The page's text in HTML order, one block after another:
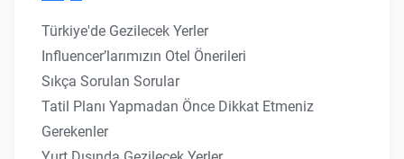
Türkiye'de Gezilecek Yerler
Influencer’larımızın Otel Önerileri
Sıkça Sorulan Sorular
Tatil Planı Yapmadan Önce Dikkat Etmeniz
Gerekenler